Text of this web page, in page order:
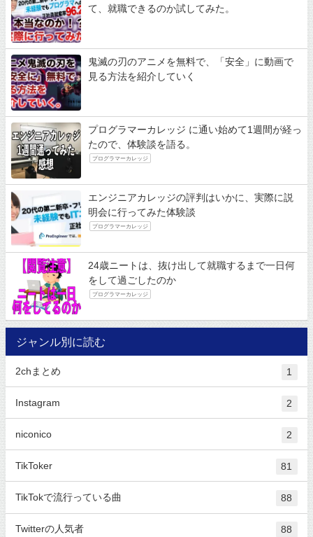
て、就職できるのか試してみた。
鬼滅の刃のアニメを無料で、「安全」に動画で
見る方法を紹介していく
プログラマーカレッジ に通い始めて1週間が経っ
たので、体験談を語る。
プログラマーカレッジ
エンジニアカレッジの評判はいかに、実際に説
明会に行ってみた体験談
プログラマーカレッジ
24歳ニートは、抜け出して就職するまで一日何
をして過ごしたのか
プログラマーカレッジ
ジャンル別に読む
2chまとめ 1
Instagram 2
niconico 2
TikToker 81
TikTokで流行っている曲 88
Twitterの人気者 88